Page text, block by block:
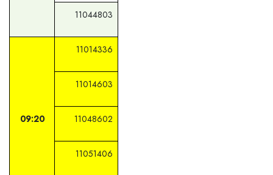
11044803
09:20
11014336
11014603
11048602
11051406